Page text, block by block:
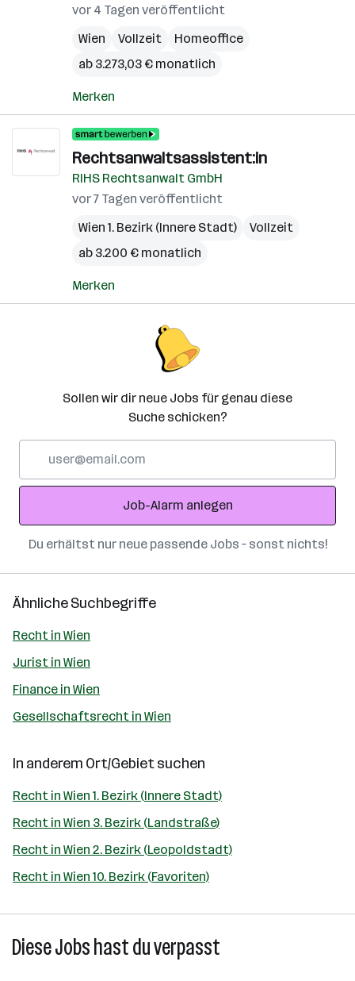
vor 4 Tagen veröffentlicht
Wien
Vollzeit
Homeoffice
ab 3.273,03 € monatlich
Merken
Rechtsanwaltsassistent:in
RIHS Rechtsanwalt GmbH
vor 7 Tagen veröffentlicht
Wien 1. Bezirk (Innere Stadt)
Vollzeit
ab 3.200 € monatlich
Merken
Sollen wir dir neue Jobs für genau diese
Suche schicken?
Adresse
Job-Alarm anlegen
Du erhältst nur neue passende Jobs – sonst nichts!
Ähnliche Suchbegriffe
Recht in Wien
Jurist in Wien
Finance in Wien
Gesellschaftsrecht in Wien
In anderem Ort/Gebiet suchen
Recht in Wien 1. Bezirk (Innere Stadt)
Recht in Wien 3. Bezirk (Landstraße)
Recht in Wien 2. Bezirk (Leopoldstadt)
Recht in Wien 10. Bezirk (Favoriten)
Diese Jobs hast du verpasst